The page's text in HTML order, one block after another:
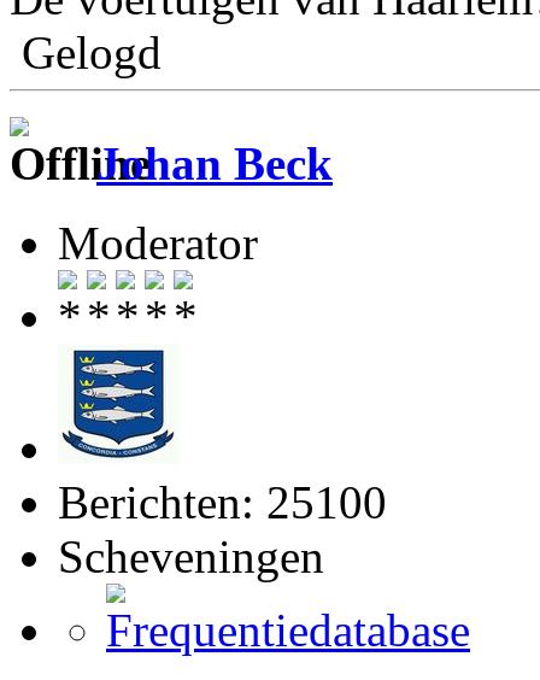
Gelogd
Johan Beck
Moderator
Berichten: 25100
Scheveningen